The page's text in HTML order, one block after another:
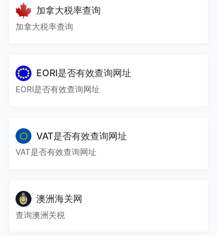
加拿大税率查询
加拿大税率查询
EORI是否有效查询网址
EORI是否有效查询网址
VAT是否有效查询网址
VAT是否有效查询网址
澳洲海关网
查询澳洲关税